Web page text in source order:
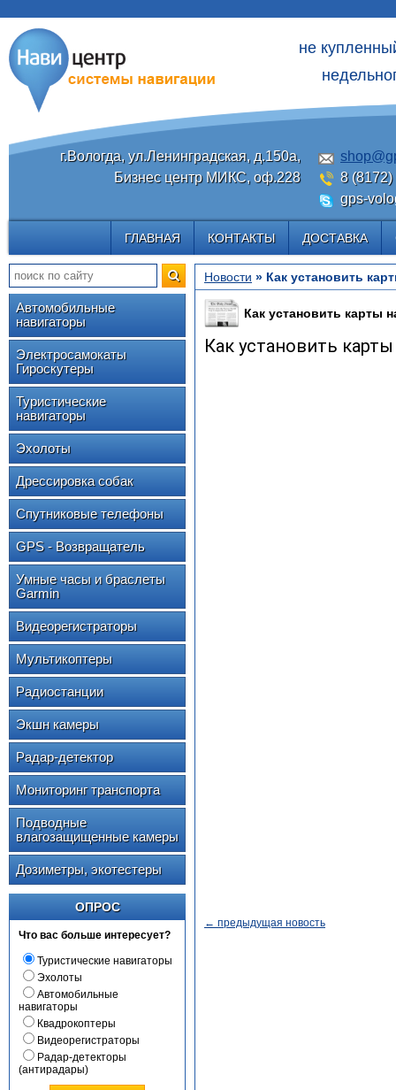
не
г.Вологда, ул.Ленинградская, д.150а,
Бизнес центр МИКС, оф.228
8 (8172)
gps-
ГЛАВНАЯ КОНТАКТЫ ДОСТАВКА
Автомобильные
навигаторы
Электросамокаты
Гироскутеры
Туристические
навигаторы
Эхолоты
Дрессировка собак
Спутниковые телефоны
GPS - Возвращатель
Умные часы и браслеты
Garmin
Видеорегистраторы
Мультикоптеры
Радиостанции
Экшн камеры
Радар-детектор
Мониторинг транспорта
Подводные
влагозащищенные камеры
Дозиметры, экотестеры
ОПРОС
Что вас больше интересует?
Туристические навигаторы
Эхолоты
Автомобильные
навигаторы
Квадрокоптеры
Видеорегистраторы
Радар-детекторы
(антирадары)
Новости » Как установить
Как установить карты
Как установить карты
← предыдущая новость